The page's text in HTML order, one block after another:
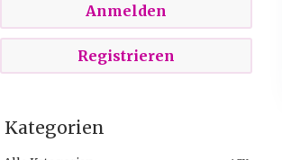
Anmelden
Registrieren
Kategorien